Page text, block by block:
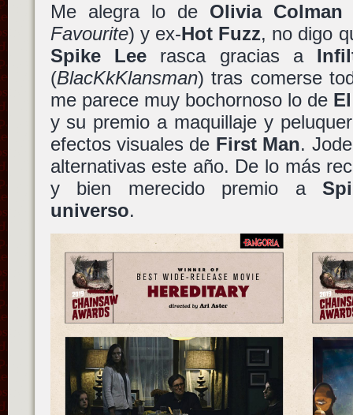
Me alegra lo de Olivia Colman
Favourite) y ex-Hot Fuzz, no digo
Spike Leerasca gracias a
(BlacKkKlansman) tras comerse
me parece muy bochornoso lo de
y su premio a maquillaje y
efectos visuales de First Man.
alternativas este año. De lo más
y bien merecido premio a
universo.